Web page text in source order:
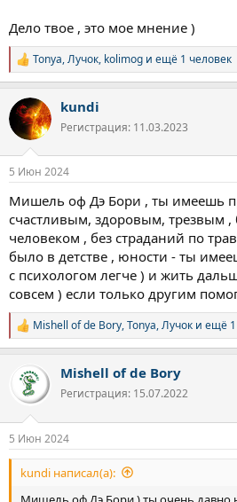
Дело твое , это мое мнение )
Р
е
к
ц
и
Tonya,Лучок, kolimog и ещё 1 человек
kundi
Регистрация: 11.03.2023
5 Июн 2024
Мишель оф Дэ Бори , ты имеешь
счастливым, здоровым, трезвым ,
человеком , без страданий по
было в детстве , юности - ты
с психологом легче ) и жить
совсем ) если только другим
Р
е
и
Mishell of de Bory,Tonya,Лучок и ещё
Mishell of de Bory
Регистрация: 15.07.2022
5 Июн 2024
kundi написал(а):